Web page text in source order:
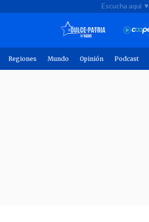
Escucha aquí ▼
Regiones Mundo Opinión Podcast